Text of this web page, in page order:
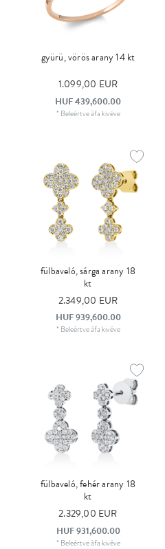
gyürü, vörös arany 14 kt
1.099,00 EUR
HUF 439,600.00
* Beleértve áfa kivéve
fülbaveló, sárga arany 18
kt
2.349,00 EUR
HUF 939,600.00
* Beleértve áfa kivéve
fülbaveló, fehér arany 18
kt
2.329,00 EUR
HUF 931,600.00
* Beleértve áfa kivéve